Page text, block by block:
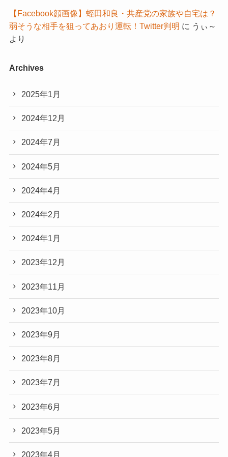
【Facebook顔画像】蛭田和良・共産党の家族や自宅は？
弱そうな相手を狙ってあおり運転！Twitter判明 に うぃ～
より
Archives
2025年1月
2024年12月
2024年7月
2024年5月
2024年4月
2024年2月
2024年1月
2023年12月
2023年11月
2023年10月
2023年9月
2023年8月
2023年7月
2023年6月
2023年5月
2023年4月